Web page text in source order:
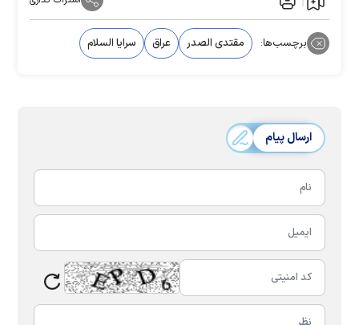
برچسب‌ها: مقتدی الصدر عراق سرایا السلام
ارسال پیام